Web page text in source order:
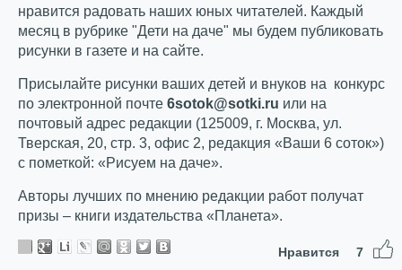
нравится радовать наших юных читателей. Каждый
месяц в рубрике "Дети на даче" мы будем публиковать
рисунки в газете и на сайте.
Присылайте рисунки ваших детей и внуков на конкурс
по электронной почте 6sotok@sotki.ru или на
почтовый адрес редакции (125009, г. Москва, ул.
Тверская, 20, стр. 3, офис 2, редакция «Ваши 6 соток»)
с пометкой: «Рисуем на даче».
Авторы лучших по мнению редакции работ получат
призы – книги издательства «Планета».
Нравится 7